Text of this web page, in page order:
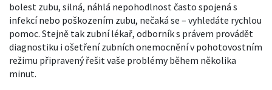
bolest zubu, silná, náhlá nepohodlnost často spojená s
infekcí nebo poškozením zubu, nečaká se – vyhledáte rychlou
pomoc. Stejně tak zubní lékař, odborník s právem provádět
diagnostiku i ošetření zubních onemocněnív pohotovostním
režimu připravený řešit vaše problémy během několika
minut.